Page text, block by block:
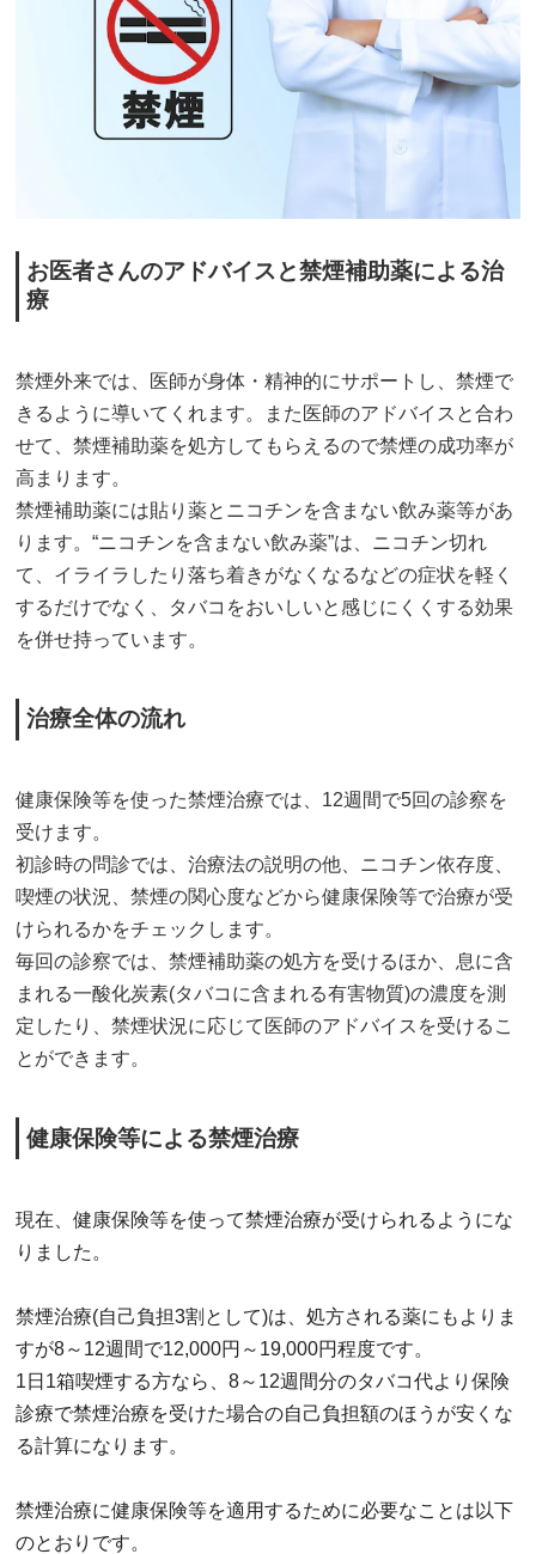
お医者さんのアドバイスと禁煙補助薬による治
療
禁煙外来では、医師が身体・精神的にサポートし、禁煙で
きるように導いてくれます。また医師のアドバイスと合わ
せて、禁煙補助薬を処方してもらえるので禁煙の成功率が
高まります。
禁煙補助薬には貼り薬とニコチンを含まない飲み薬等があ
ります。“ニコチンを含まない飲み薬”は、ニコチン切れ
て、イライラしたり落ち着きがなくなるなどの症状を軽く
するだけでなく、タバコをおいしいと感じにくくする効果
を併せ持っています。
治療全体の流れ
健康保険等を使った禁煙治療では、12週間で5回の診察を
受けます。
初診時の問診では、治療法の説明の他、ニコチン依存度、
喫煙の状況、禁煙の関心度などから健康保険等で治療が受
けられるかをチェックします。
毎回の診察では、禁煙補助薬の処方を受けるほか、息に含
まれる一酸化炭素(タバコに含まれる有害物質)の濃度を測
定したり、禁煙状況に応じて医師のアドバイスを受けるこ
とができます。
健康保険等による禁煙治療
現在、健康保険等を使って禁煙治療が受けられるようにな
りました。
禁煙治療(自己負担3割として)は、処方される薬にもよりま
すが8～12週間で12,000円～19,000円程度です。
1日1箱喫煙する方なら、8～12週間分のタバコ代より保険
診療で禁煙治療を受けた場合の自己負担額のほうが安くな
る計算になります。
禁煙治療に健康保険等を適用するために必要なことは以下
のとおりです。